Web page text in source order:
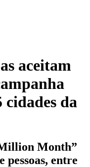
aceitam
cidades da
Month”
pessoas, entre